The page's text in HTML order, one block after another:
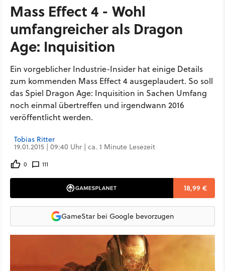
Mass Effect 4 - Wohl
umfangreicher als Dragon
Age: Inquisition
Ein vorgeblicher Industrie-Insider hat einige Details
zum kommenden Mass Effect 4 ausgeplaudert. So soll
das Spiel Dragon Age: Inquisition in Sachen Umfang
noch einmal übertreffen und irgendwann 2016
veröffentlicht werden.
Tobias Ritter
19.01.2015 | 09:40 Uhr | ca. 1 Minute Lesezeit
0 111
18,99 €
GameStar bei Google bevorzugen